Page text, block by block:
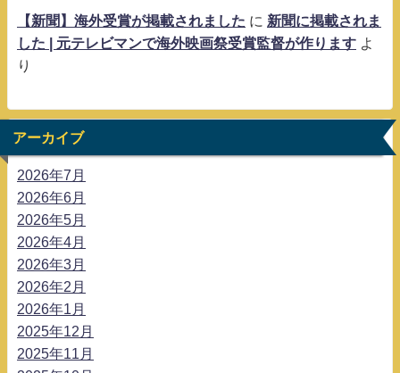
【新聞】海外受賞が掲載されました に 新聞に掲載されま
した | 元テレビマンで海外映画祭受賞監督が作ります よ
り
アーカイブ
2026年7月
2026年6月
2026年5月
2026年4月
2026年3月
2026年2月
2026年1月
2025年12月
2025年11月